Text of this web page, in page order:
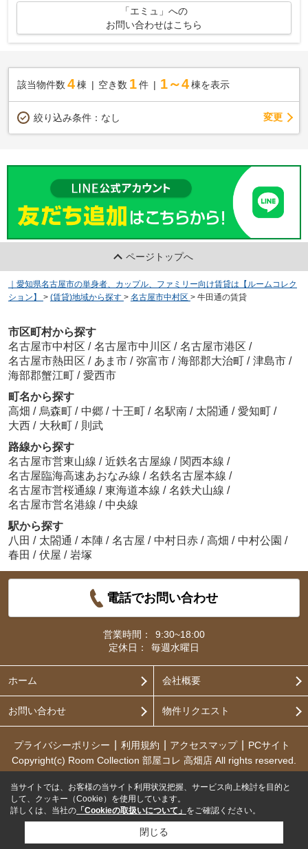
「エミュ」への
お問い合わせはこちら
該当物件数 4棟 空き数 1 件 1～4 棟を表示
絞り込み条件： なし 変更
ページトップへ
｜愛知県名古屋市の単身者、カップル、ファミリー向け賃貸は【ルームコレク
ション】
> (賃貸)地域から探す > 名古屋市中村区 > 牛田通の賃貸
市区町村から探す
名古屋市中村区 / 名古屋市中川区 / 名古屋市港区 /
名古屋市熱田区 / あま市 / 弥富市 / 海部郡大治町 / 津島市 /
海部郡蟹江町 / 愛西市
町名から探す
高畑 / 烏森町 / 中郷 / 十王町 / 名駅南 / 太閤通 / 愛知町 /
大西 / 大秋町 / 則武
路線から探す
名古屋市営東山線 / 近鉄名古屋線 / 関西本線 /
名古屋臨海高速あおなみ線 / 名鉄名古屋本線 /
名古屋市営桜通線 / 東海道本線 / 名鉄犬山線 /
名古屋市営名港線 / 中央線
駅から探す
八田 / 太閤通 / 本陣 / 名古屋 / 中村日赤 / 高畑 / 中村公園 /
春田 / 伏屋 / 岩塚
電話でお問い合わせ
営業時間：
9:30~18:00
定休日：
毎週水曜日
ホーム 会社概要
お問い合わせ 物件リクエスト
プライバシーポリシー 利用規約 アクセスマップ
PCサイト
Copyright(c) Room Collection 部屋コレ 高畑店 All rights reserved.
当サイトでは、お客様の当サイト利用状況把握、サービス向上検討を目的と
して、クッキー（Cookie）を使用しています。
詳しくは、当社の 「Cookieの取扱いについて」 をご確認ください。
閉じる